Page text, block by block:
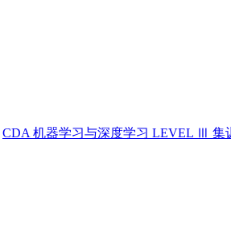
CDA 机器学习与深度学习 LEVEL Ⅲ 集